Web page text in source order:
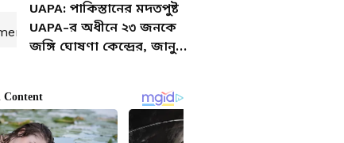
UAPA: পাকিস্তানের মদতপুষ্ট
UAPA-র অধীনে ২৩ জনকে
জঙ্গি ঘোষণা কেন্দ্রের, জানুন